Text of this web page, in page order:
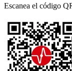
Escanea el código